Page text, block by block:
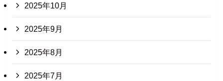
2025年10月
2025年9月
2025年8月
2025年7月